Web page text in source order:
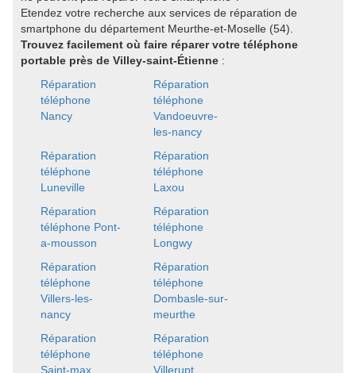
Etendez votre recherche aux services de réparation de
smartphone du département Meurthe-et-Moselle (54).
Trouvez facilement où faire réparer votre téléphone
portable près de Villey-saint-Étienne :
Réparation
téléphone
Nancy
Réparation
téléphone
Vandoeuvre-
les-nancy
Réparation
téléphone
Luneville
Réparation
téléphone
Laxou
Réparation
téléphone Pont-
a-mousson
Réparation
téléphone
Longwy
Réparation
téléphone
Villers-les-
nancy
Réparation
téléphone
Dombasle-sur-
meurthe
Réparation
téléphone
Saint-max
Réparation
téléphone
Villerupt